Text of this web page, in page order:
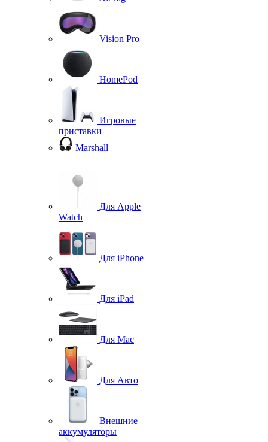
Vision Pro
HomePod
Игровые
приставки
Marshall
Для Apple
Watch
Для iPhone
Для iPad
Для Mac
Для Авто
Внешние
аккумуляторы